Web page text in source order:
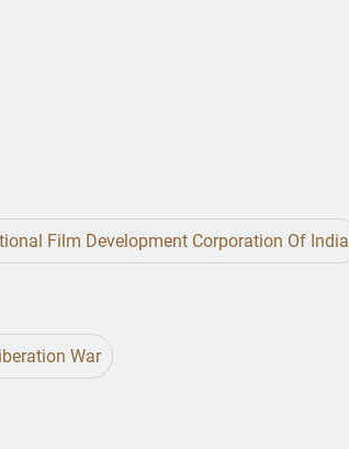
Film Development Corporation Of India
War